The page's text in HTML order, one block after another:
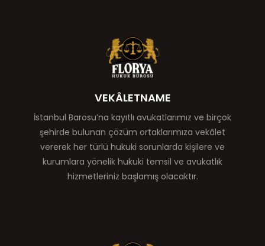
VEKÂLETNAME
İstanbul Barosu’na kayıtlı avukatlarımız ve birçok
şehirde bulunan çözüm ortaklarımıza vekâlet
vererek her türlü hukuki sorunlarda kişilere ve
kurumlara yönelik hukuki temsil ve avukatlık
hizmetleriniz başlamış olacaktır.